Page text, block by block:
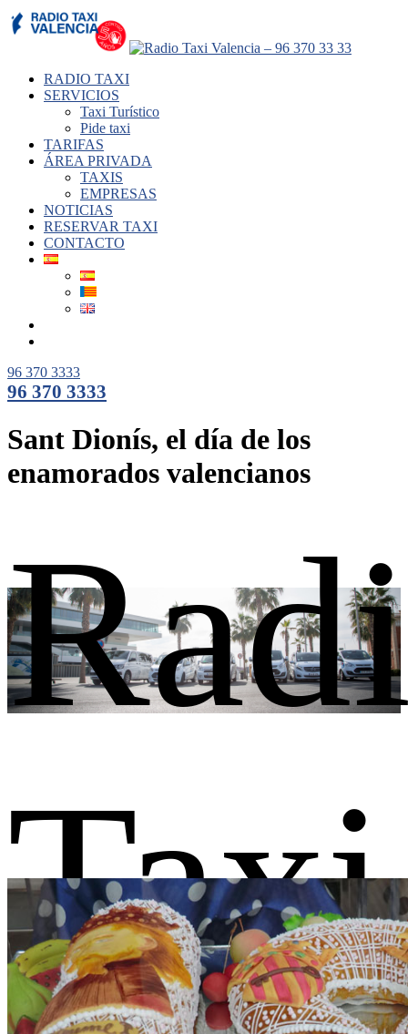
RADIO TAXI
SERVICIOS
Taxi Turístico
Pide taxi
TARIFAS
ÁREA PRIVADA
TAXIS
EMPRESAS
NOTICIAS
RESERVAR TAXI
CONTACTO
96 370 3333
96 370 3333
Sant Dionís, el día de los
enamorados valencianos
Taxi